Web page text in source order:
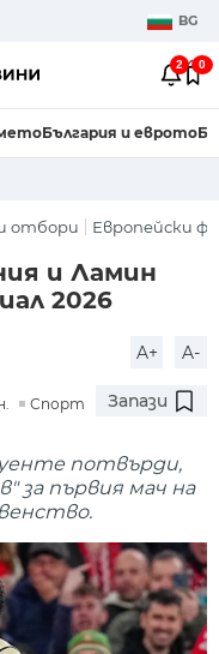
BG
2 0
България и еврото
отбори Европейски
и Ламин
2026
A+ A-
Спорт Запази
потвърди,
за първия мач на